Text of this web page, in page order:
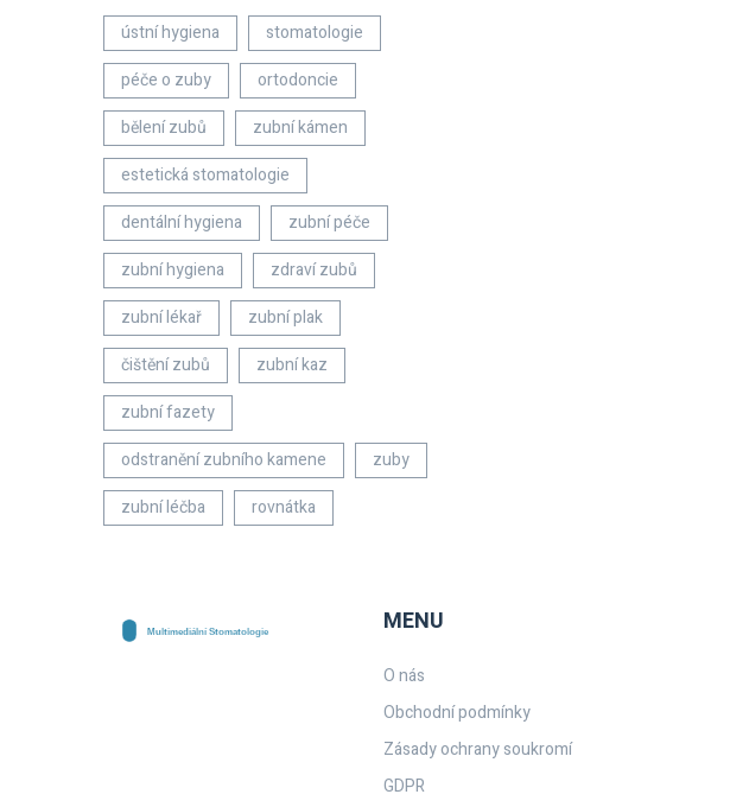
ústní hygiena
stomatologie
péče o zuby
ortodoncie
bělení zubů
zubní kámen
estetická stomatologie
dentální hygiena
zubní péče
zubní hygiena
zdraví zubů
zubní lékař
zubní plak
čištění zubů
zubní kaz
zubní fazety
odstranění zubního kamene
zuby
zubní léčba
rovnátka
MENU
O nás
Obchodní podmínky
Zásady ochrany soukromí
GDPR